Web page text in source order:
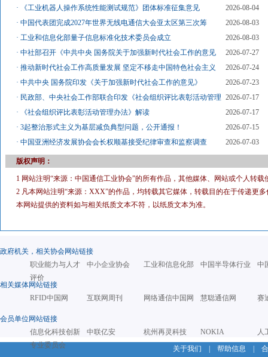
· 《工业机器人操作系统性能测试规范》团体标准征集意见
2026-08-04
·中国代表团完成2027年世界无线电通信大会亚太区第三次筹
2026-08-03
·工业和信息化部量子信息标准化技术委员会成立
2026-08-03
·中社部召开《中共中央 国务院关于加强新时代社会工作的意见
2026-07-27
·推动新时代社会工作高质量发展 坚定不移走中国特色社会主义
2026-07-24
·中共中央 国务院印发《关于加强新时代社会工作的意见》
2026-07-23
· 民政部、中央社会工作部联合印发《社会组织评比表彰活动管理
2026-07-17
·
《社会组织评比表彰活动管理办法》解读
2026-07-17
·3起整治形式主义为基层减负典型问题，公开通报！
2026-07-15
·中国亚洲经济发展协会会长权顺基接受纪律审查和监察调查 2026-07-03
版权声明：
1 网站注明“来源：中国通信工业协会”的所有作品，其他媒体、网站或个人转
2 凡本网站注明“来源：XXX”的作品，均转载其它媒体，转载目的在于传递更
本网站提供的资料如与相关纸质文本不符，以纸质文本为准。
政府机关，相关协会网站链接
职业能力与人才
评价
中小企业协会 工业和信息化部 中国半导体行业 中
相关媒体网站链接
RFID中国网
互联网周刊 网络通信中国网 慧聪通信网 赛
会员单位网站链接
信息化科技创新
专业委员会
中联亿安 杭州再灵科技 NOKIA
人
关于我们
帮助信息